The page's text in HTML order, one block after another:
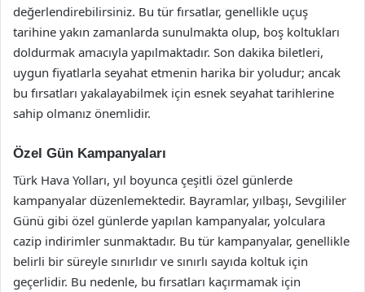
değerlendirebilirsiniz. Bu tür fırsatlar, genellikle uçuş
tarihine yakın zamanlarda sunulmakta olup, boş koltukları
doldurmak amacıyla yapılmaktadır. Son dakika biletleri,
uygun fiyatlarla seyahat etmenin harika bir yoludur; ancak
bu fırsatları yakalayabilmek için esnek seyahat tarihlerine
sahip olmanız önemlidir.
Özel Gün Kampanyaları
Türk Hava Yolları, yıl boyunca çeşitli özel günlerde
kampanyalar düzenlemektedir. Bayramlar, yılbaşı, Sevgililer
Günü gibi özel günlerde yapılan kampanyalar, yolculara
cazip indirimler sunmaktadır. Bu tür kampanyalar, genellikle
belirli bir süreyle sınırlıdır ve sınırlı sayıda koltuk için
geçerlidir. Bu nedenle, bu fırsatları kaçırmamak için